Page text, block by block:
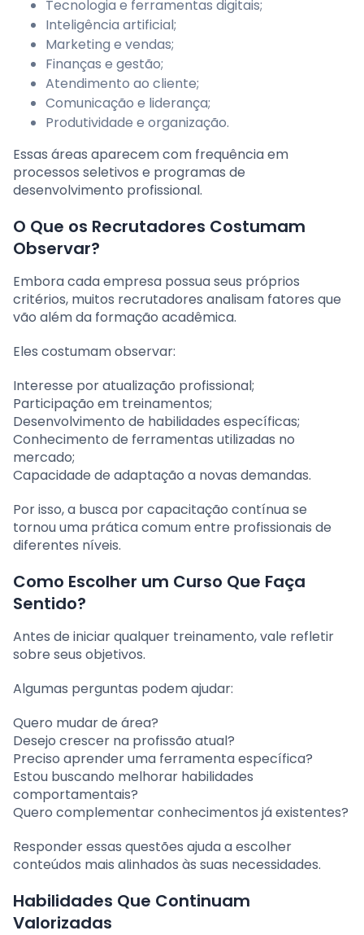
Tecnologia e ferramentas digitais;
Inteligência artificial;
Marketing e vendas;
Finanças e gestão;
Atendimento ao cliente;
Comunicação e liderança;
Produtividade e organização.
Essas áreas aparecem com frequência em
processos seletivos e programas de
desenvolvimento profissional.
O Que os Recrutadores Costumam
Observar?
Embora cada empresa possua seus próprios
critérios, muitos recrutadores analisam fatores que
vão além da formação acadêmica.
Eles costumam observar:
Interesse por atualização profissional;
Participação em treinamentos;
Desenvolvimento de habilidades específicas;
Conhecimento de ferramentas utilizadas no
mercado;
Capacidade de adaptação a novas demandas.
Por isso, a busca por capacitação contínua se
tornou uma prática comum entre profissionais de
diferentes níveis.
Como Escolher um Curso Que Faça
Sentido?
Antes de iniciar qualquer treinamento, vale refletir
sobre seus objetivos.
Algumas perguntas podem ajudar:
Quero mudar de área?
Desejo crescer na profissão atual?
Preciso aprender uma ferramenta específica?
Estou buscando melhorar habilidades
comportamentais?
Quero complementar conhecimentos já existentes?
Responder essas questões ajuda a escolher
conteúdos mais alinhados às suas necessidades.
Habilidades Que Continuam
Valorizadas